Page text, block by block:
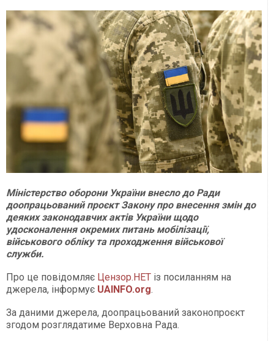
Міністерство оборони України внесло до Ради
доопрацьований проєкт Закону про внесення змін до
деяких законодавчих актів України щодо
удосконалення окремих питань мобілізації,
військового обліку та проходження військової
служби.
Про це повідомляє Цензор.НЕТ із посиланням на
джерела, інформує UAINFO.org.
За даними джерела, доопрацьований законопроєкт
згодом розглядатиме Верховна Рада.